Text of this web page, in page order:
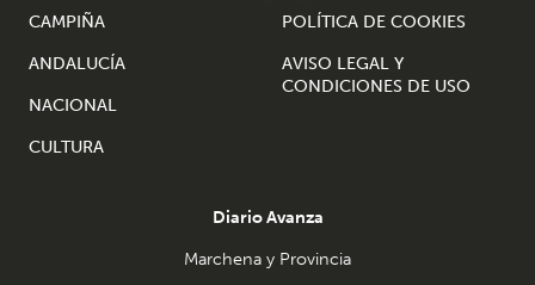
CAMPIÑA
ANDALUCÍA
NACIONAL
CULTURA
POLÍTICA DE COOKIES
AVISO LEGAL Y
CONDICIONES DE USO
Diario Avanza
Marchena y Provincia